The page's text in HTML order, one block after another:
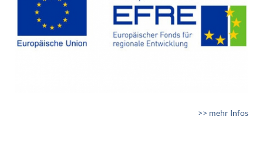
>> mehr Infos